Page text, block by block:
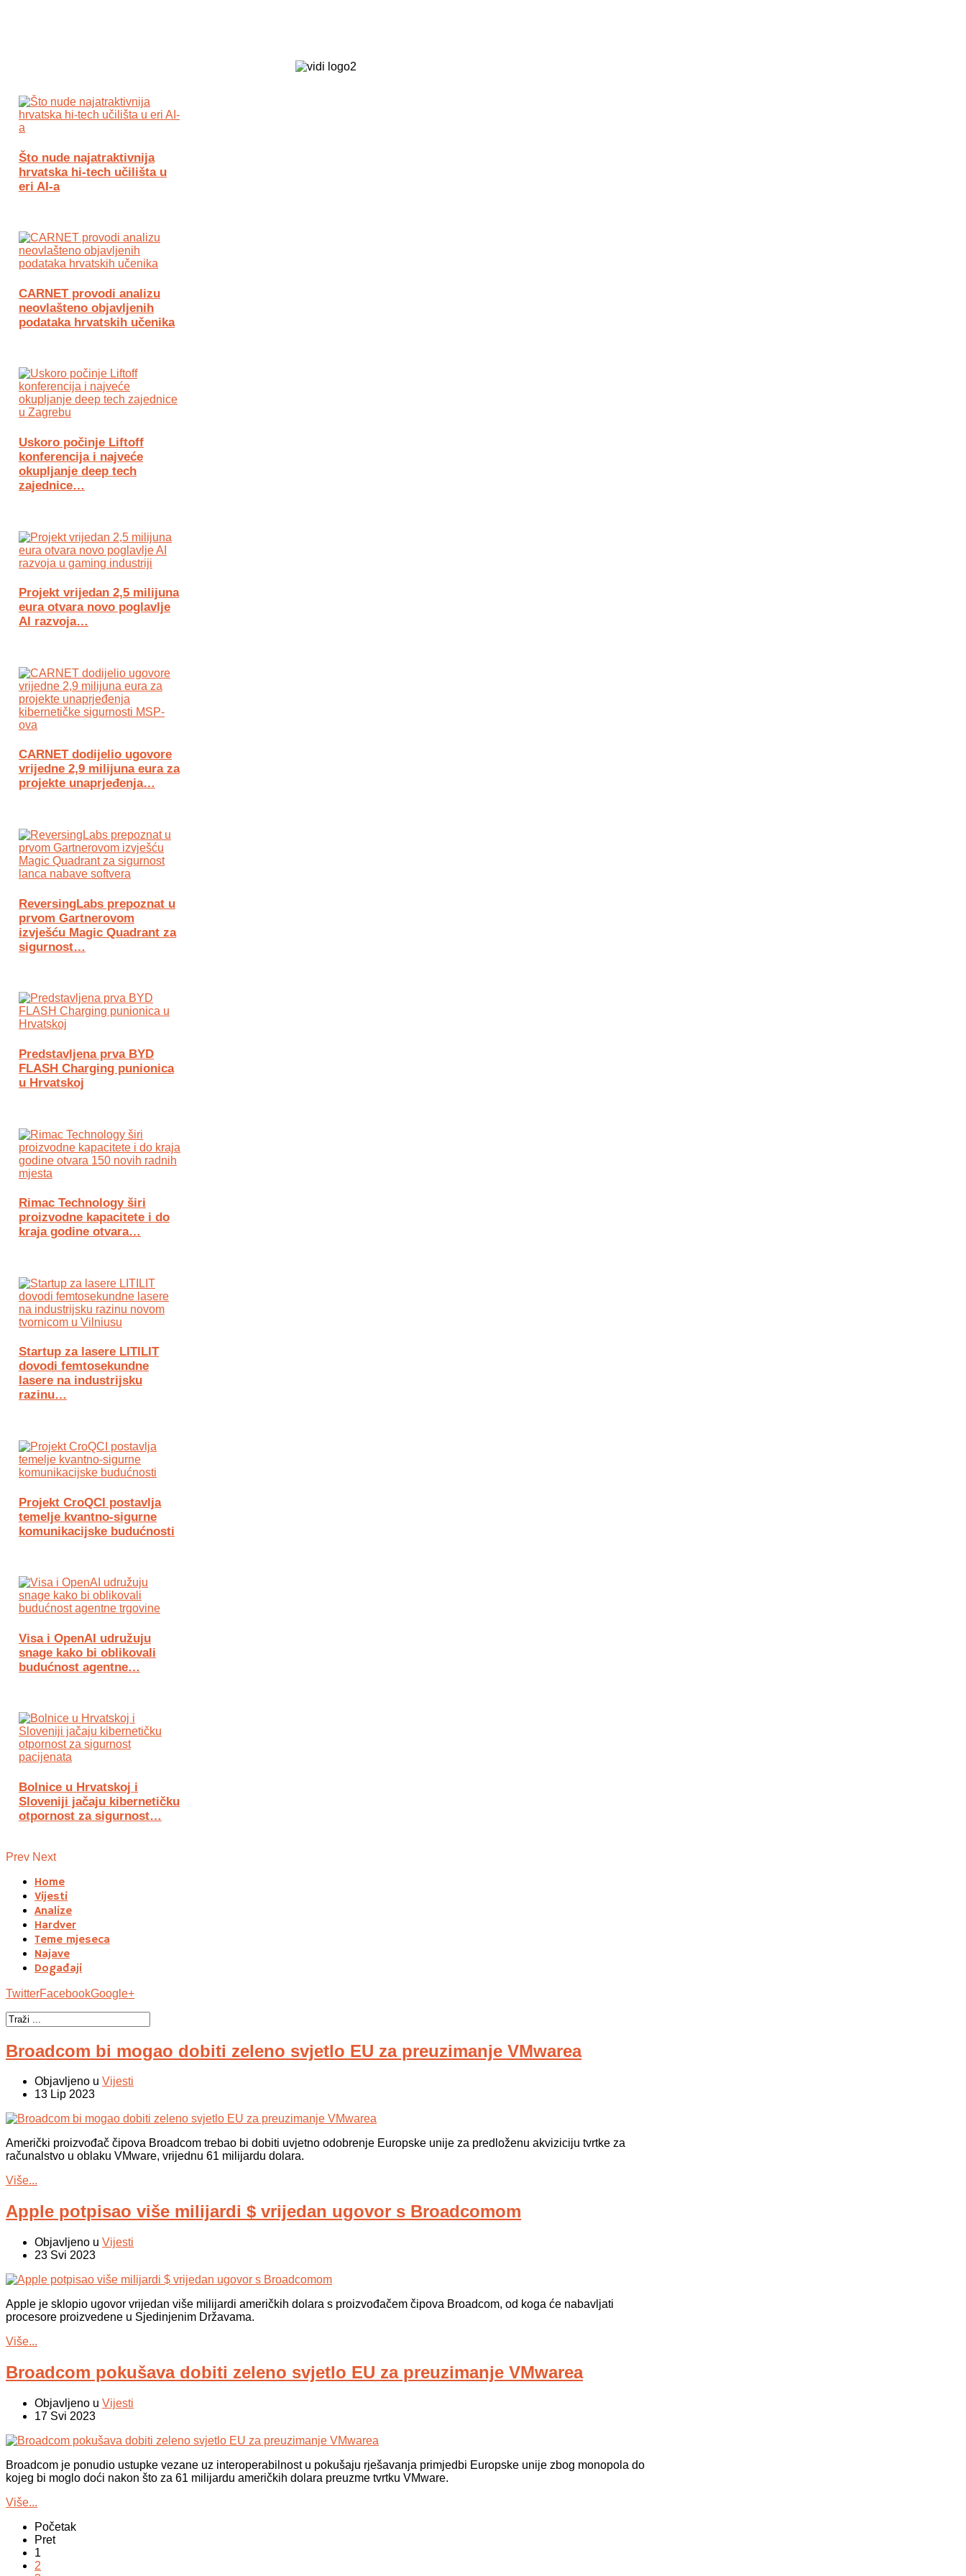
Što nude najatraktivnija
hrvatska hi-tech učilišta u
eri AI-a
CARNET provodi analizu
neovlašteno objavljenih
podataka hrvatskih učenika
Uskoro počinje Liftoff
konferencija i najveće
okupljanje deep tech
zajednice…
Projekt vrijedan 2,5 milijuna
eura otvara novo poglavlje
AI razvoja…
CARNET dodijelio ugovore
vrijedne 2,9 milijuna eura za
projekte unaprjeđenja…
ReversingLabs prepoznat u
prvom Gartnerovom
izvješću Magic Quadrant za
sigurnost…
Predstavljena prva BYD
FLASH Charging punionica
u Hrvatskoj
Rimac Technology širi
proizvodne kapacitete i do
kraja godine otvara…
Startup za lasere LITILIT
dovodi femtosekundne
lasere na industrijsku
razinu…
Projekt CroQCI postavlja
temelje kvantno-sigurne
komunikacijske budućnosti
Visa i OpenAI udružuju
snage kako bi oblikovali
budućnost agentne…
Bolnice u Hrvatskoj i
Sloveniji jačaju kibernetičku
otpornost za sigurnost…
Prev Next
Home
Vijesti
Analize
Hardver
Teme mjeseca
Najave
Događaji
TwitterFacebookGoogle+
Broadcom bi mogao dobiti zeleno svjetlo EU za preuzimanje VMwarea
Objavljeno u Vijesti
13 Lip 2023
Američki proizvođač čipova Broadcom trebao bi dobiti uvjetno odobrenje Europske unije za predloženu akviziciju tvrtke za
računalstvo u oblaku VMware, vrijednu 61 milijardu dolara.
Više...
Apple potpisao više milijardi $ vrijedan ugovor s Broadcomom
Objavljeno u Vijesti
23 Svi 2023
Apple je sklopio ugovor vrijedan više milijardi američkih dolara s proizvođačem čipova Broadcom, od koga će nabavljati
procesore proizvedene u Sjedinjenim Državama.
Više...
Broadcom pokušava dobiti zeleno svjetlo EU za preuzimanje VMwarea
Objavljeno u Vijesti
17 Svi 2023
Broadcom je ponudio ustupke vezane uz interoperabilnost u pokušaju rješavanja primjedbi Europske unije zbog monopola do
kojeg bi moglo doći nakon što za 61 milijardu američkih dolara preuzme tvrtku VMware.
Više...
Početak
Pret
1
2